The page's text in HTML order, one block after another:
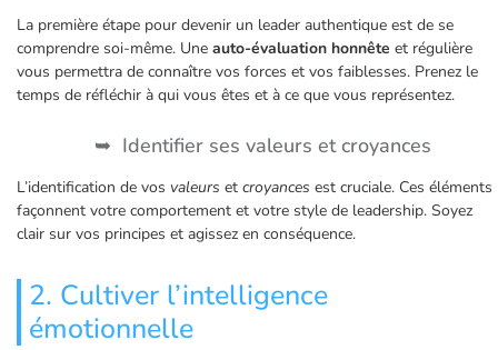
La première étape pour devenir un leader authentique est de se
comprendre soi-même. Une auto-évaluation honnête et régulière
vous permettra de connaître vos forces et vos faiblesses. Prenez le
temps de réfléchir à qui vous êtes et à ce que vous représentez.
Identifier ses valeurs et croyances
L’identification de vos valeurs et croyances est cruciale. Ces éléments
façonnent votre comportement et votre style de leadership. Soyez
clair sur vos principes et agissez en conséquence.
2. Cultiver l’intelligence
émotionnelle